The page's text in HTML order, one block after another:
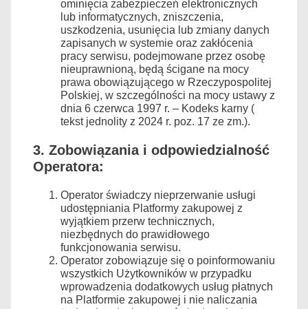
ominięcia zabezpieczeń elektronicznych
lub informatycznych, zniszczenia,
uszkodzenia, usunięcia lub zmiany danych
zapisanych w systemie oraz zakłócenia
pracy serwisu, podejmowane przez osobę
nieuprawnioną, będą ścigane na mocy
prawa obowiązującego w Rzeczypospolitej
Polskiej, w szczególności na mocy ustawy z
dnia 6 czerwca 1997 r. – Kodeks karny (
tekst jednolity z 2024 r. poz. 17 ze zm.).
3. Zobowiązania i odpowiedzialność
Operatora:
Operator świadczy nieprzerwanie usługi
udostępniania Platformy zakupowej z
wyjątkiem przerw technicznych,
niezbędnych do prawidłowego
funkcjonowania serwisu.
Operator zobowiązuje się o poinformowaniu
wszystkich Użytkowników w przypadku
wprowadzenia dodatkowych usług płatnych
na Platformie zakupowej i nie naliczania